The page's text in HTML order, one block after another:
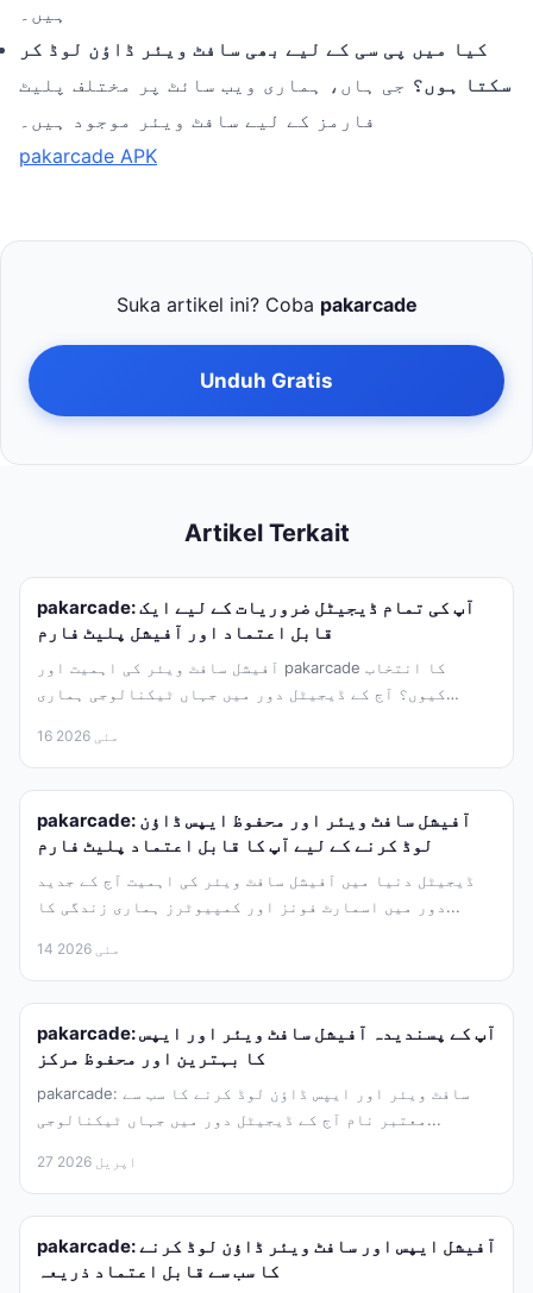
ہیں۔
کیا میں پی سی کے لیے بھی سافٹ ویئر ڈاؤن لوڈ کر
سکتا ہوں؟ جی ہاں، ہماری ویب سائٹ پر مختلف پلیٹ
فارمز کے لیے سافٹ ویئر موجود ہیں۔
pakarcade APK
Suka artikel ini? Coba pakarcade
Unduh Gratis
Artikel Terkait
pakarcade: آپ کی تمام ڈیجیٹل ضروریات کے لیے ایک
قابل اعتماد اور آفیشل پلیٹ فارم
آفیشل سافٹ ویئر کی اہمیت اور pakarcade کا انتخاب
کیوں؟ آج کے ڈیجیٹل دور میں جہاں ٹیکنالوجی ہماری
16 مئی 2026
pakarcade: آفیشل سافٹ ویئر اور محفوظ ایپس ڈاؤن
لوڈ کرنے کے لیے آپ کا قابل اعتماد پلیٹ فارم
ڈیجیٹل دنیا میں آفیشل سافٹ ویئر کی اہمیت آج کے جدید
دور میں اسمارٹ فونز اور کمپیوٹرز ہماری زندگی کا...
14 مئی 2026
pakarcade: آپ کے پسندیدہ آفیشل سافٹ ویئر اور ایپس
کا بہترین اور محفوظ مرکز
pakarcade: سافٹ ویئر اور ایپس ڈاؤن لوڈ کرنے کا سب سے
معتبر نام آج کے ڈیجیٹل دور میں جہاں ٹیکنالوجی...
27 اپریل 2026
pakarcade: آفیشل ایپس اور سافٹ ویئر ڈاؤن لوڈ کرنے
کا سب سے قابل اعتماد ذریعہ